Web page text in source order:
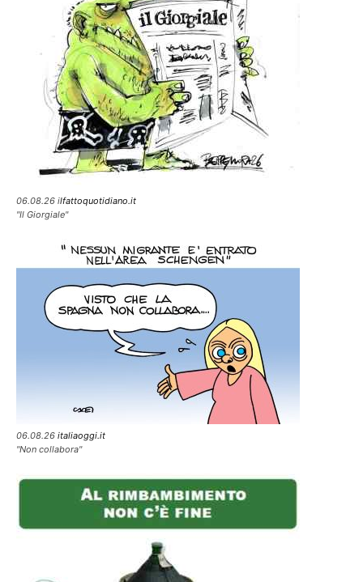
06.08.26 ilfattoquotidiano.it
"Il Giorgiale"
06.08.26 italiaoggi.it
"Non collabora"